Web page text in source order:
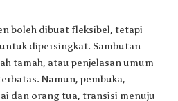
boleh dibuat fleksibel, tetapi
dipersingkat. Sambutan
tamah, atau penjelasan umum
Namun, pembuka,
dan orang tua, transisi menuju